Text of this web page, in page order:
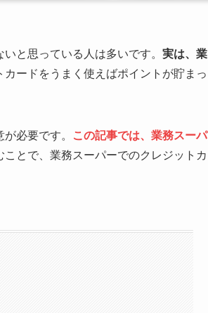
と思っている人は多いです。 実は、業
カードをうまく使えばポイントが貯まっ
必要です。
この記事では、業務スーパ
ことで、業務スーパーでのクレジットカ